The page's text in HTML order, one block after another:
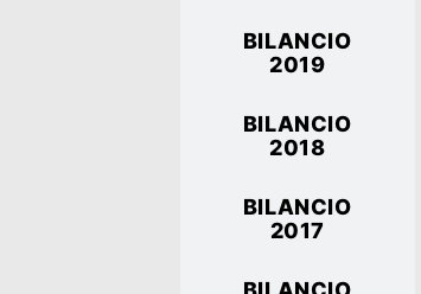
BILANCIO
2019
BILANCIO
2018
BILANCIO
2017